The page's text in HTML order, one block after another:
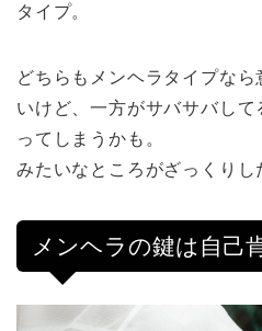
タイプ。
どちらもメンヘラタイプな
いけど、一方がサバサバし
ってしまうかも。
みたいなところがざっくりし
メンヘラの鍵は自己